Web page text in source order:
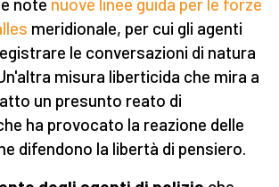
note nuove linee guida per le forze
meridionale, per cui gli agenti
le conversazioni di natura
misura liberticida che mira a
un presunto reato di
ha provocato la reazione delle
difendono la libertà di pensiero.